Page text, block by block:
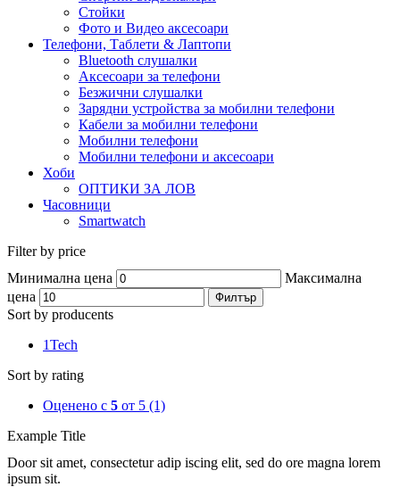
Стойки
Фото и Видео аксесоари
Телефони, Таблети & Лаптопи
Bluetooth слушалки
Аксесоари за телефони
Безжични слушалки
Зарядни устройства за мобилни телефони
Кабели за мобилни телефони
Мобилни телефони
Мобилни телефони и аксесоари
Хоби
ОПТИКИ ЗА ЛОВ
Часовници
Smartwatch
Filter by price
Минимална цена
Максимална
цена
Филтър
Sort by producents
1Tech
Sort by rating
Оценено с 5 от 5 (1)
Example Title
Door sit amet, consectetur adip iscing elit, sed do ore magna lorem
ipsum sit.